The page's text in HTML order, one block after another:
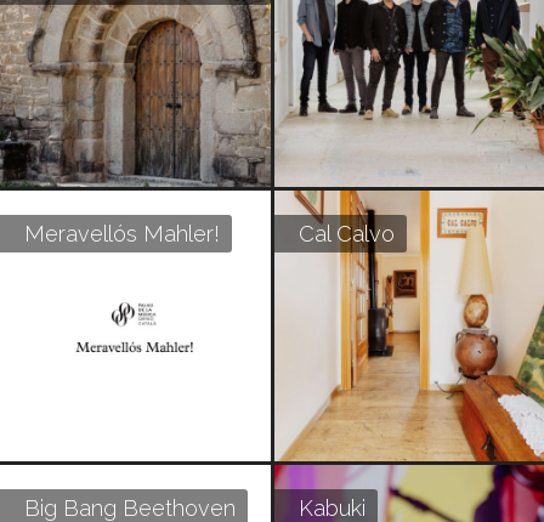
Meravellós Mahler! Cal Calvo
Big Bang Beethoven Kabuki